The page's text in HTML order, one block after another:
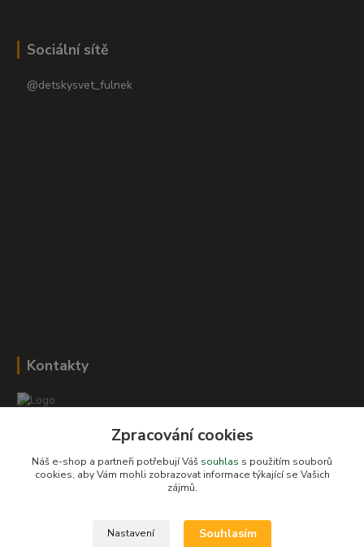
Sociální sítě
@detskysvet_fulnek
Kontakty
+420 604 278 943
obchod-detskysvet@seznam.cz
Zpracování cookies
Náš e-shop a partneři potřebují Váš souhlas s použitím souborů
cookies, aby Vám mohli zobrazovat informace týkající se Vašich
zájmů.
Nastavení Souhlasím